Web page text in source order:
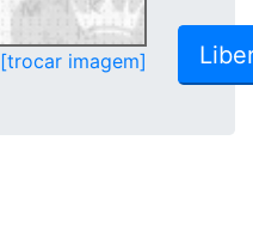
[trocar imagem]